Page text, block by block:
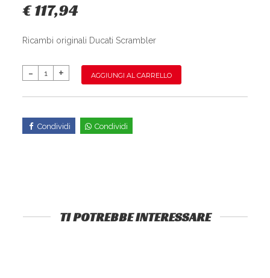
€ 117,94
Ricambi originali Ducati Scrambler
AGGIUNGI AL CARRELLO
Condividi Condividi
TI POTREBBE INTERESSARE